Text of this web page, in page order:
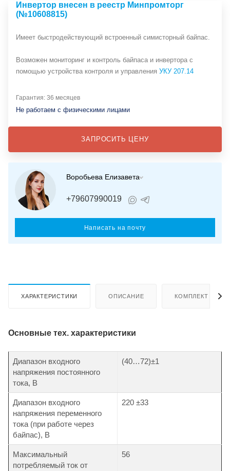
Инвертор внесен в реестр Минпромторг
(№10608815)
Имеет быстродействующий встроенный симисторный байпас.
Возможен мониторинг и контроль байпаса и инвертора с
помощью устройства контроля и управления УКУ 207.14
Гарантия: 36 месяцев
Не работаем с физическими лицами
ЗАПРОСИТЬ ЦЕНУ
Воробьева Елизавета
+79607990019
Написать на почту
ХАРАКТЕРИСТИКИ ОПИСАНИЕ КОМПЛЕКТ
Основные тех. характеристики
Диапазон входного
напряжения постоянного
тока, В
(40…72)±1
Диапазон входного
напряжения переменного
тока (при работе через
байпас), В
220 ±33
Максимальный
потребляемый ток от
56